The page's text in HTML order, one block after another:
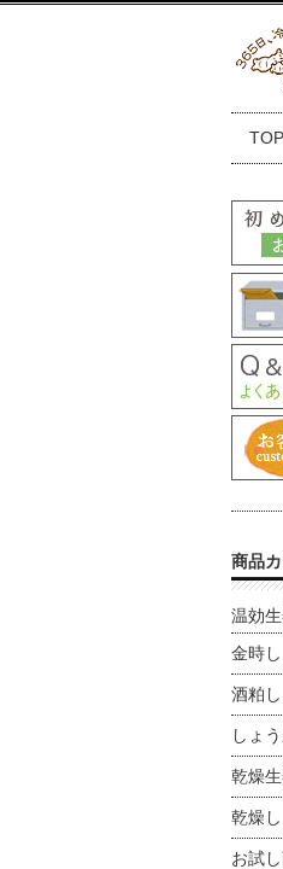
TOP
商品
温効
金時
酒粕
しょ
乾燥
乾燥
お試